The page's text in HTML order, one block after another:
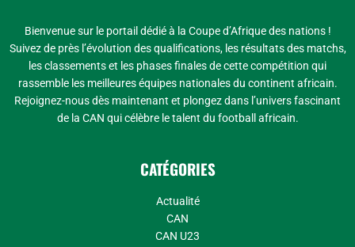
Bienvenue sur le portail dédié à la Coupe d’Afrique des nations !
Suivez de près l’évolution des qualifications, les résultats des matchs,
les classements et les phases finales de cette compétition qui
rassemble les meilleures équipes nationales du continent africain.
Rejoignez-nous dès maintenant et plongez dans l’univers fascinant
de la CAN qui célèbre le talent du football africain.
CATÉGORIES
Actualité
CAN
CAN U23